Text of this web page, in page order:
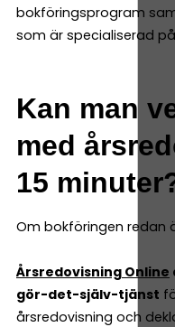
bokföringsprogram
som är specialiserad
Kan man
med
15
Om bokföringen redan
Årsredovisning Online
gör-det-själv-tjänst
årsredovisning och